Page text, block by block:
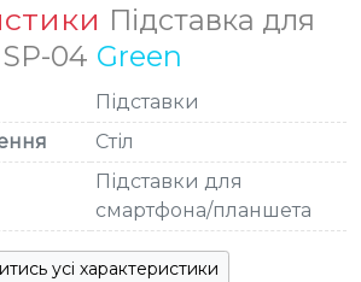
Підставка для
04 Green
Підставки
Стіл
Підставки для
смартфона/планшета
усі характеристики